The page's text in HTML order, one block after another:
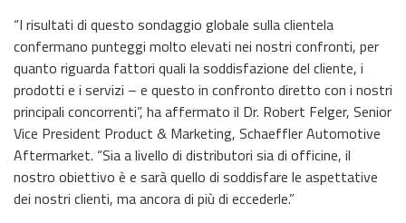
“I risultati di questo sondaggio globale sulla clientela
confermano punteggi molto elevati nei nostri confronti, per
quanto riguarda fattori quali la soddisfazione del cliente, i
prodotti e i servizi – e questo in confronto diretto con i nostri
principali concorrenti”, ha affermato il Dr. Robert Felger, Senior
Vice President Product & Marketing, Schaeffler Automotive
Aftermarket. “Sia a livello di distributori sia di officine, il
nostro obiettivo è e sarà quello di soddisfare le aspettative
dei nostri clienti, ma ancora di più di eccederle.”